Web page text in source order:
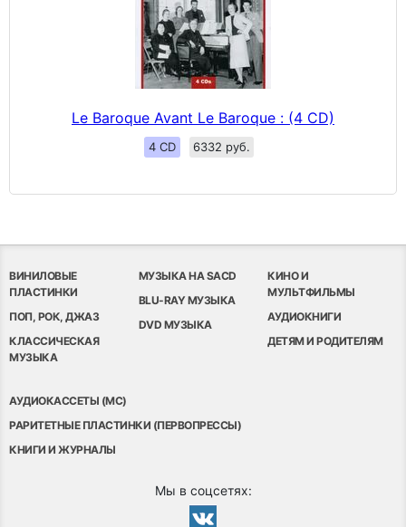
Le Baroque Avant Le Baroque : (4 CD)
4 CD 6332 руб.
ВИНИЛОВЫЕ
ПЛАСТИНКИ
ПОП, РОК, ДЖАЗ
КЛАССИЧЕСКАЯ
МУЗЫКА
МУЗЫКА НА SACD
BLU-RAY МУЗЫКА
DVD МУЗЫКА
КИНО И
МУЛЬТФИЛЬМЫ
АУДИОКНИГИ
ДЕТЯМ И РОДИТЕЛЯМ
АУДИОКАССЕТЫ (MC)
РАРИТЕТНЫЕ ПЛАСТИНКИ (ПЕРВОПРЕССЫ)
КНИГИ И ЖУРНАЛЫ
Мы в соцсетях: